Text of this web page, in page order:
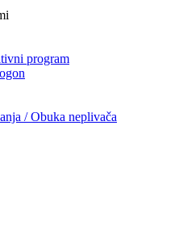
program
/ Obuka neplivača